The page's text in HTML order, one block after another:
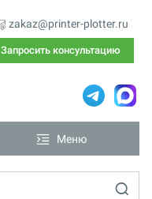
zakaz@printer-plotter.ru
Запросить консультацию
Меню